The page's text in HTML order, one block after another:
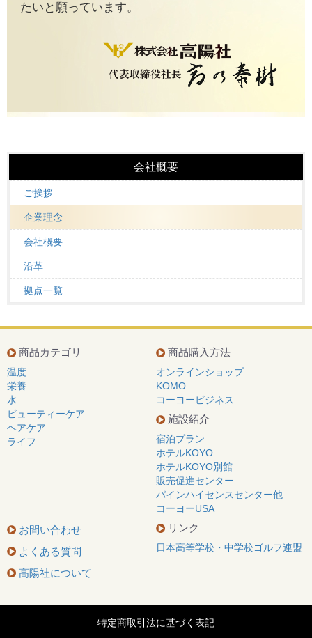
たいと願っています。
会社概要
ご挨拶
企業理念
会社概要
沿革
拠点一覧
商品カテゴリ
温度
栄養
水
ビューティーケア
ヘアケア
ライフ
商品購入方法
オンラインショップ
KOMO
コーヨービジネス
施設紹介
宿泊プラン
ホテルKOYO
ホテルKOYO別館
販売促進センター
パインハイセンスセンター他
コーヨーUSA
お問い合わせ
よくある質問
高陽社について
リンク
日本高等学校・中学校ゴルフ連盟
特定商取引法に基づく表記